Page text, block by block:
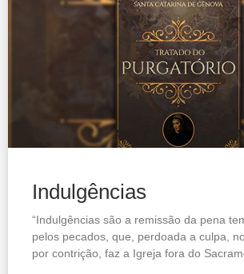
Indulgências
“Indulgências são a remissão da pena
pelos pecados, que, perdoada a culpa,
por contrição, faz a Igreja fora do